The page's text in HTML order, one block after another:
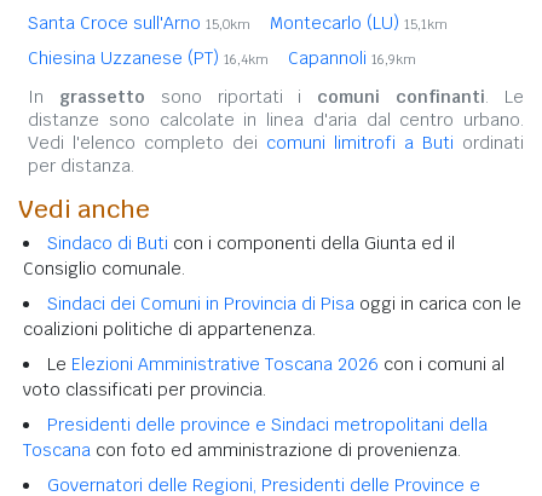
Santa Croce sull'Arno 15,0km Montecarlo (LU) 15,1km
Chiesina Uzzanese (PT) 16,4km Capannoli 16,9km
In grassetto sono riportati i comuni confinanti. Le
distanze sono calcolate in linea d'aria dal centro urbano.
Vedi l'elenco completo dei comuni limitrofi a Buti ordinati
per distanza.
Vedi anche
Sindaco di Buti con i componenti della Giunta ed il
Consiglio comunale.
Sindaci dei Comuni in Provincia di Pisa oggi in carica con le
coalizioni politiche di appartenenza.
Le Elezioni Amministrative Toscana 2026 con i comuni al
voto classificati per provincia.
Presidenti delle province e Sindaci metropolitani della
Toscana con foto ed amministrazione di provenienza.
Governatori delle Regioni, Presidenti delle Province e